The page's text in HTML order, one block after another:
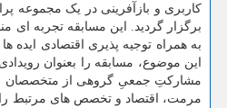
کاربری و بازآفرینی در یک مجموعه
برگزار گردید. این مسابقه تجربه ای
به همراه توجیه پذیری اقتصادی
این موضوع، مسابقه را بعنوان
مشارکتِ جمعیِ گروهی از متخصصان
مرمت، اقتصاد و تخصص های مرتبط را